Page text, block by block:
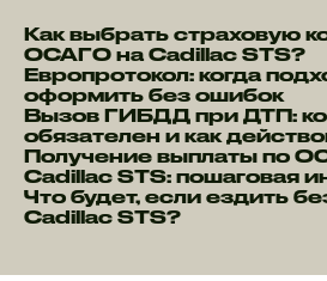
Как выбрать страховую
ОСАГО на Cadillac STS?
Европротокол: когда
оформить без ошибок
Вызов ГИБДД при ДТП:
обязателен и как
Получение выплаты по
Cadillac STS: пошаговая
Что будет, если ездить
Cadillac STS?